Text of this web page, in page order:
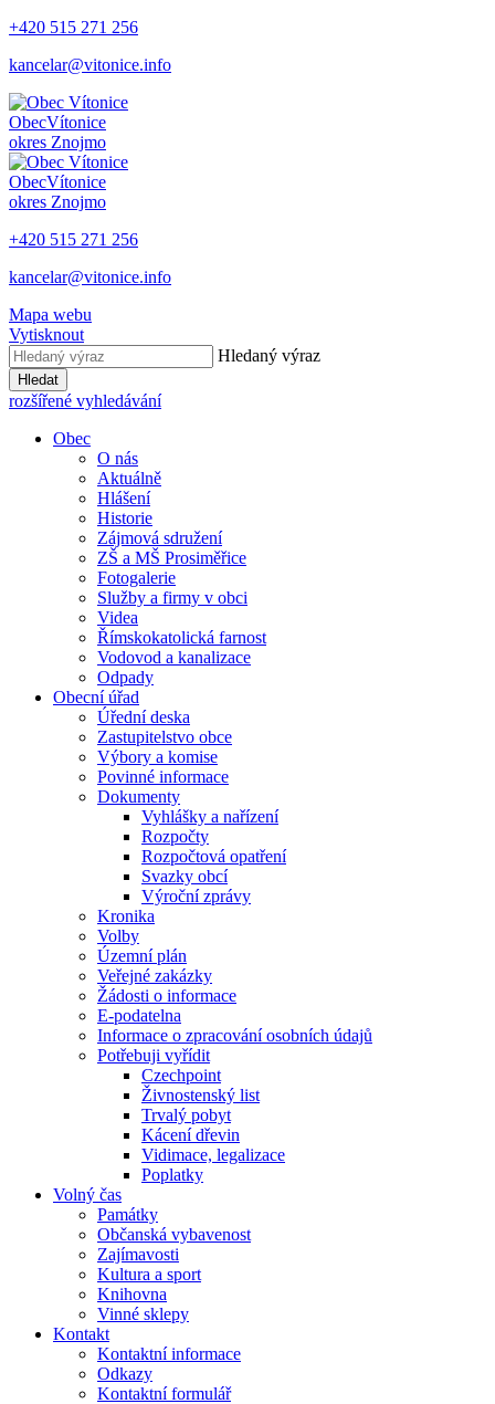
+420 515 271 256
kancelar@vitonice.info
ObecVítonice
okres Znojmo
ObecVítonice
okres Znojmo
+420 515 271 256
kancelar@vitonice.info
Mapa webu
Vytisknout
Hledaný výraz
Hledat
rozšířené vyhledávání
Obec
O nás
Aktuálně
Hlášení
Historie
Zájmová sdružení
ZŠ a MŠ Prosiměřice
Fotogalerie
Služby a firmy v obci
Videa
Římskokatolická farnost
Vodovod a kanalizace
Odpady
Obecní úřad
Úřední deska
Zastupitelstvo obce
Výbory a komise
Povinné informace
Dokumenty
Vyhlášky a nařízení
Rozpočty
Rozpočtová opatření
Svazky obcí
Výroční zprávy
Kronika
Volby
Územní plán
Veřejné zakázky
Žádosti o informace
E-podatelna
Informace o zpracování osobních údajů
Potřebuji vyřídit
Czechpoint
Živnostenský list
Trvalý pobyt
Kácení dřevin
Vidimace, legalizace
Poplatky
Volný čas
Památky
Občanská vybavenost
Zajímavosti
Kultura a sport
Knihovna
Vinné sklepy
Kontakt
Kontaktní informace
Odkazy
Kontaktní formulář